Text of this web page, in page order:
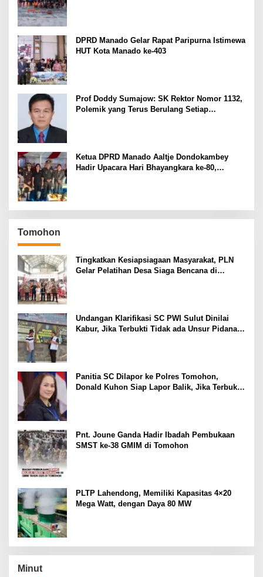
DPRD Manado Gelar Rapat Paripurna Istimewa
HUT Kota Manado ke-403
Prof Doddy Sumajow: SK Rektor Nomor 1132,
Polemik yang Terus Berulang Setiap
Ketua DPRD Manado Aaltje Dondokambey
Hadir Upacara Hari Bhayangkara ke-80,
Tomohon
Tingkatkan Kesiapsiagaan Masyarakat, PLN
Gelar Pelatihan Desa Siaga Bencana di
Undangan Klarifikasi SC PWI Sulut Dinilai
Kabur, Jika Terbukti Tidak ada Unsur Pidana
Panitia SC Dilapor ke Polres Tomohon,
Donald Kuhon Siap Lapor Balik, Jika Terbukti
Pnt. Joune Ganda Hadir Ibadah Pembukaan
SMST ke-38 GMIM di Tomohon
PLTP Lahendong, Memiliki Kapasitas 4×20
Mega Watt, dengan Daya 80 MW
Minut